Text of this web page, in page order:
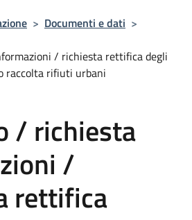
> Documenti e dati >
/ richiesta rettifica degli
raccolta rifiuti urbani
/ richiesta
/
rettifica